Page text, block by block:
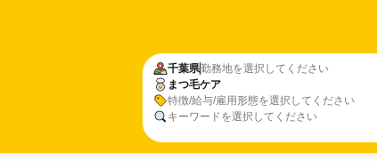
千葉県勤務地を選択してください
まつ毛ケア
特徴/給与/雇用形態を選択してください
キーワードを選択してください